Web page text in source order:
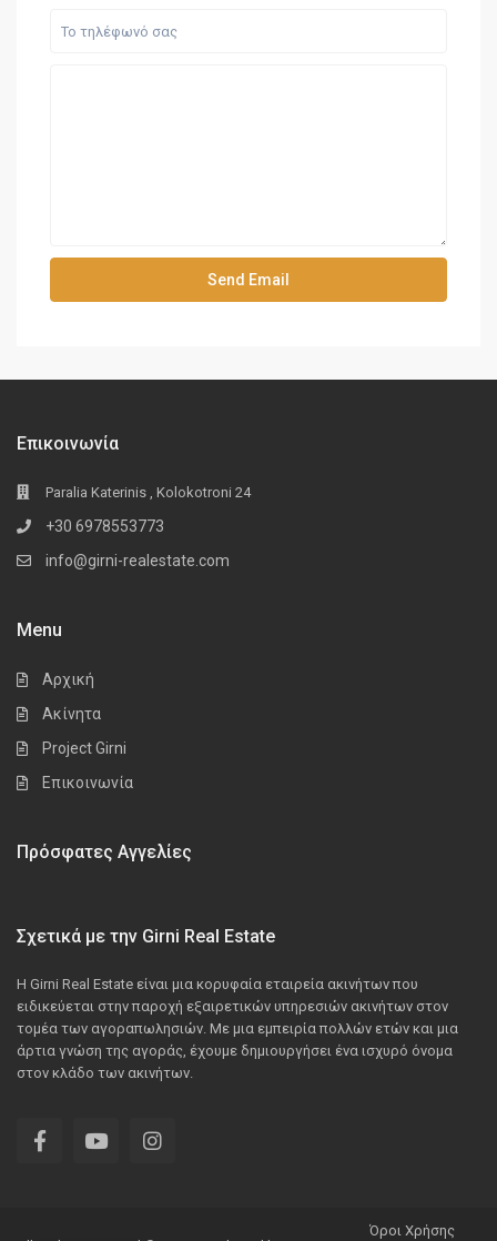
Επικοινωνία
Paralia Katerinis , Kolokotroni 24
+30 6978553773
info@girni-realestate.com
Menu
Αρχική
Ακίνητα
Project Girni
Επικοινωνία
Πρόσφατες Αγγελίες
Σχετικά με την Girni Real Estate
Η Girni Real Estate είναι μια κορυφαία εταιρεία ακινήτων που
ειδικεύεται στην παροχή εξαιρετικών υπηρεσιών ακινήτων στον
τομέα των αγοραπωλησιών. Με μια εμπειρία πολλών ετών και μια
άρτια γνώση της αγοράς, έχουμε δημιουργήσει ένα ισχυρό όνομα
στον κλάδο των ακινήτων.
Όροι Χρήσης